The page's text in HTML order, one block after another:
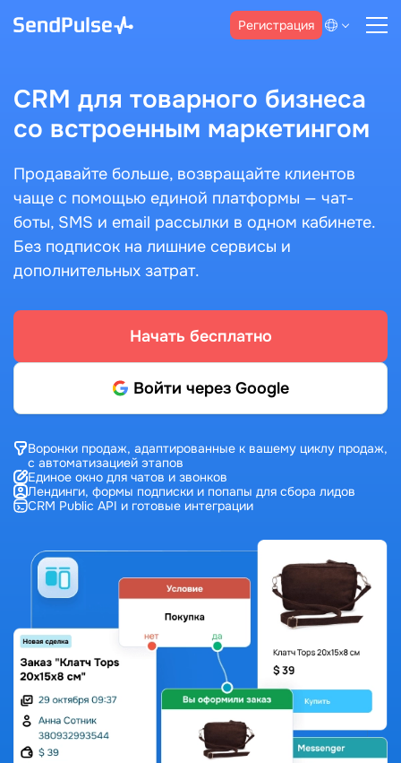
Регистрация
CRM для товарного бизнеса
со встроенным маркетингом
Продавайте больше, возвращайте клиентов
чаще с помощью единой платформы — чат-
боты, SMS и email рассылки в одном кабинете.
Без подписок на лишние сервисы и
дополнительных затрат.
Начать бесплатно
Войти через Google
Воронки продаж, адаптированные к вашему циклу продаж,
с автоматизацией этапов
Единое окно для чатов и звонков
Лендинги, формы подписки и попапы для сбора лидов
CRM Public API и готовые интеграции